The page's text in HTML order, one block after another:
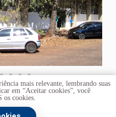
mais relevante, lembrando suas
em “Aceitar cookies”, você
os cookies.